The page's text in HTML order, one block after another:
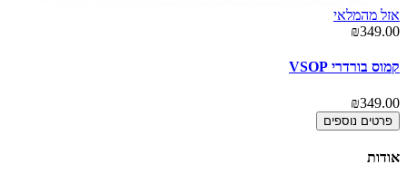
אזל מהמלאי
₪349.00
קמוס בורדרי VSOP
₪349.00
פרטים נוספים
אודות